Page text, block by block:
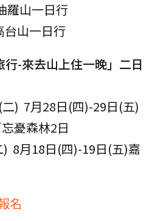
羅山一日行
台山一日行
-來去山上住一晚」二日
) 7月28日(四)-29日(五)
憂森林2日
8月18日(四)-19日(五)嘉
名